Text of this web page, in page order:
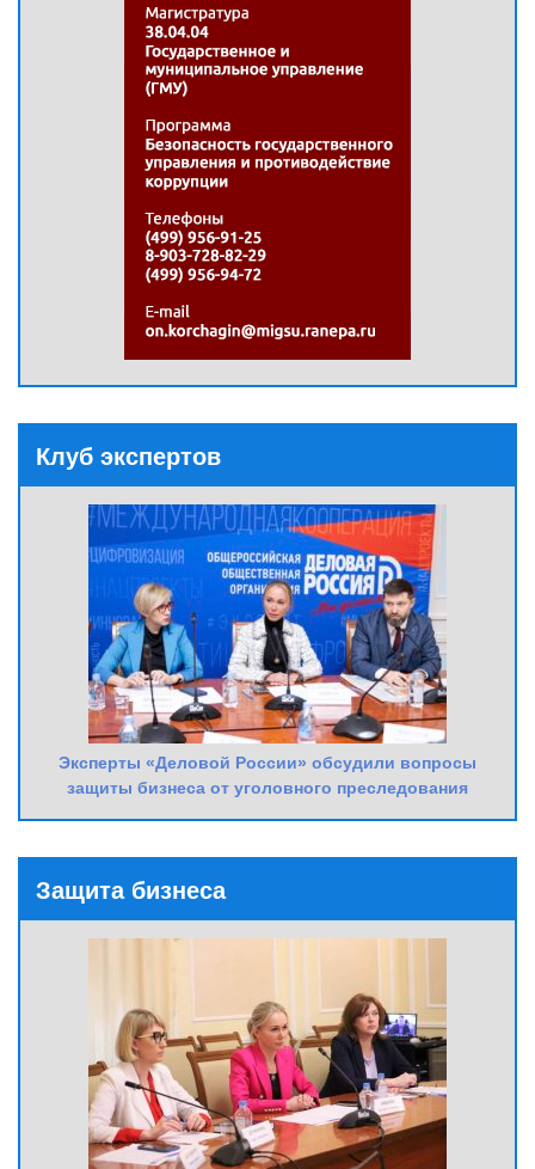
Клуб экспертов
Эксперты «Деловой России» обсудили вопросы
защиты бизнеса от уголовного преследования
Защита бизнеса